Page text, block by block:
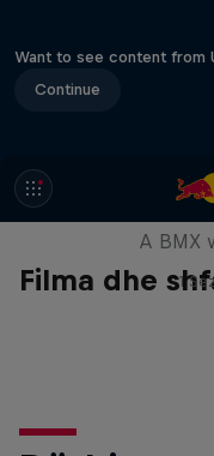
Want to see content from
Continue
Filma dhe
A BMX
1